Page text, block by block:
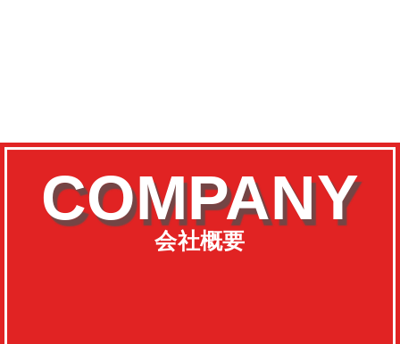
会社概要
COMPANY